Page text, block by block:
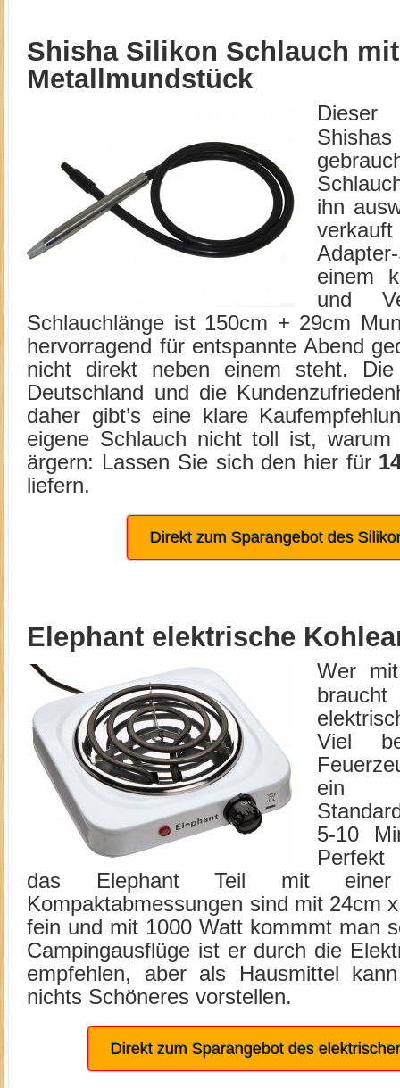
Shisha Silikon Schlauch mit
Metallmundstück
ihn
einem
und
Schlauchlänge ist 150cm + 29cm
hervorragend für entspannte Abend
nicht direkt neben einem steht.
Deutschland und die
daher gibt’s eine klare
eigene Schlauch nicht toll ist,
ärgern: Lassen Sie sich den hier für
liefern.
Direkt zum Sparangebot des
Elephant elektrische
Wer
Viel
ein
5-10
das Elephant Teil mit einer
Kompaktabmessungen sind mit 24cm
fein und mit 1000 Watt kommmt man
Campingausflüge ist er durch die
empfehlen, aber als Hausmittel
nichts Schöneres vorstellen.
Direkt zum Sparangebot des